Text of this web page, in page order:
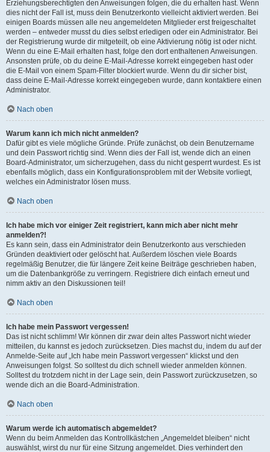
Erziehungsberechtigten den Anweisungen folgen, die du erhalten hast. Wenn
dies nicht der Fall ist, muss dein Benutzerkonto vielleicht aktiviert werden. Bei
einigen Boards müssen alle neu angemeldeten Mitglieder erst freigeschaltet
werden – entweder musst du dies selbst erledigen oder ein Administrator. Bei
der Registrierung wurde dir mitgeteilt, ob eine Aktivierung nötig ist oder nicht.
Wenn du eine E-Mail erhalten hast, folge den dort enthaltenen Anweisungen.
Ansonsten prüfe, ob du deine E-Mail-Adresse korrekt eingegeben hast oder
die E-Mail von einem Spam-Filter blockiert wurde. Wenn du dir sicher bist,
dass deine E-Mail-Adresse korrekt eingegeben wurde, dann kontaktiere einen
Administrator.
Nach oben
Warum kann ich mich nicht anmelden?
Dafür gibt es viele mögliche Gründe. Prüfe zunächst, ob dein Benutzername
und dein Passwort richtig sind. Wenn dies der Fall ist, wende dich an einen
Board-Administrator, um sicherzugehen, dass du nicht gesperrt wurdest. Es ist
ebenfalls möglich, dass ein Konfigurationsproblem mit der Website vorliegt,
welches ein Administrator lösen muss.
Nach oben
Ich habe mich vor einiger Zeit registriert, kann mich aber nicht mehr
anmelden?!
Es kann sein, dass ein Administrator dein Benutzerkonto aus verschieden
Gründen deaktiviert oder gelöscht hat. Außerdem löschen viele Boards
regelmäßig Benutzer, die für längere Zeit keine Beiträge geschrieben haben,
um die Datenbankgröße zu verringern. Registriere dich einfach erneut und
nimm aktiv an den Diskussionen teil!
Nach oben
Ich habe mein Passwort vergessen!
Das ist nicht schlimm! Wir können dir zwar dein altes Passwort nicht wieder
mitteilen, du kannst es jedoch zurücksetzen. Dies machst du, indem du auf der
Anmelde-Seite auf „Ich habe mein Passwort vergessen“ klickst und den
Anweisungen folgst. So solltest du dich schnell wieder anmelden können.
Solltest du trotzdem nicht in der Lage sein, dein Passwort zurückzusetzen, so
wende dich an die Board-Administration.
Nach oben
Warum werde ich automatisch abgemeldet?
Wenn du beim Anmelden das Kontrollkästchen „Angemeldet bleiben“ nicht
auswählst, wirst du nur für eine Sitzung angemeldet. Dies verhindert den